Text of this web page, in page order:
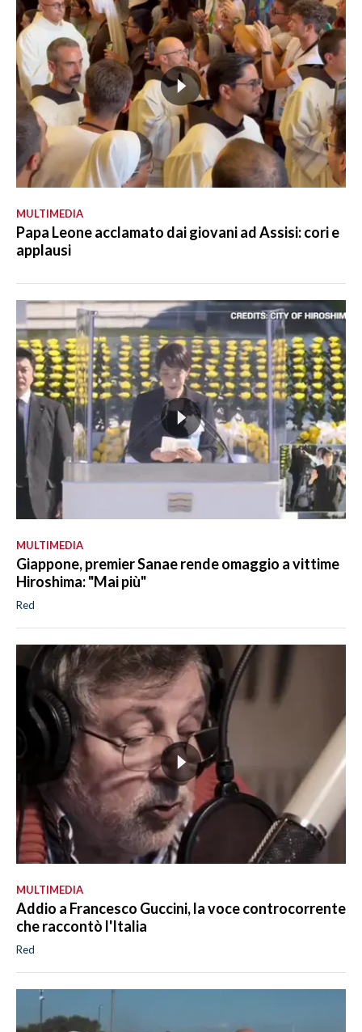
MULTIMEDIA
Papa Leone acclamato dai giovani ad Assisi: cori e
applausi
MULTIMEDIA
Giappone, premier Sanae rende omaggio a vittime
Hiroshima: "Mai più"
Red
MULTIMEDIA
Addio a Francesco Guccini, la voce controcorrente
che raccontò l'Italia
Red